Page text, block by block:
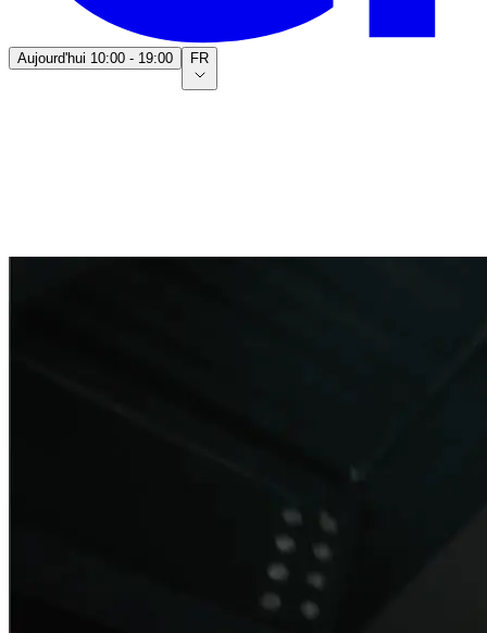
Aujourd'hui 10:00 - 19:00 FR